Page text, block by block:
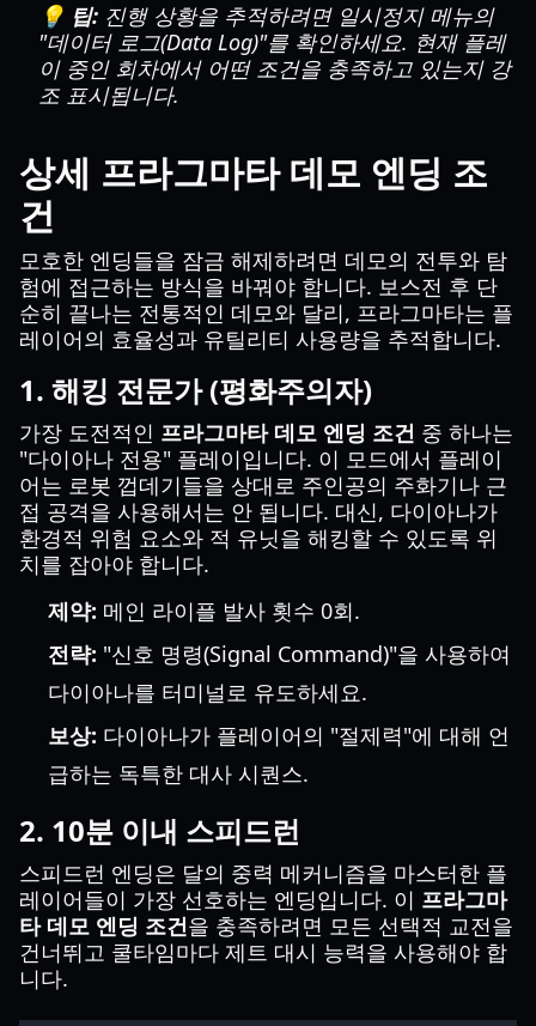
💡 팁: 진행 상황을 추적하려면 일시정지 메뉴의
"데이터 로그(Data Log)"를 확인하세요. 현재 플레
이 중인 회차에서 어떤 조건을 충족하고 있는지 강
조 표시됩니다.
상세 프라그마타 데모 엔딩 조
건
모호한 엔딩들을 잠금 해제하려면 데모의 전투와 탐
험에 접근하는 방식을 바꿔야 합니다. 보스전 후 단
순히 끝나는 전통적인 데모와 달리, 프라그마타는 플
레이어의 효율성과 유틸리티 사용량을 추적합니다.
1. 해킹 전문가 (평화주의자)
가장 도전적인 프라그마타 데모 엔딩 조건 중 하나는
"다이아나 전용" 플레이입니다. 이 모드에서 플레이
어는 로봇 껍데기들을 상대로 주인공의 주화기나 근
접 공격을 사용해서는 안 됩니다. 대신, 다이아나가
환경적 위험 요소와 적 유닛을 해킹할 수 있도록 위
치를 잡아야 합니다.
제약: 메인 라이플 발사 횟수 0회.
전략: "신호 명령(Signal Command)"을 사용하여
다이아나를 터미널로 유도하세요.
보상: 다이아나가 플레이어의 "절제력"에 대해 언
급하는 독특한 대사 시퀀스.
2. 10분 이내 스피드런
스피드런 엔딩은 달의 중력 메커니즘을 마스터한 플
레이어들이 가장 선호하는 엔딩입니다. 이 프라그마
타 데모 엔딩 조건을 충족하려면 모든 선택적 교전을
건너뛰고 쿨타임마다 제트 대시 능력을 사용해야 합
니다.